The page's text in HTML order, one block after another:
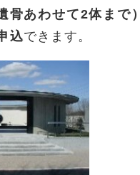
骨あわせて2体まで）
込できます。